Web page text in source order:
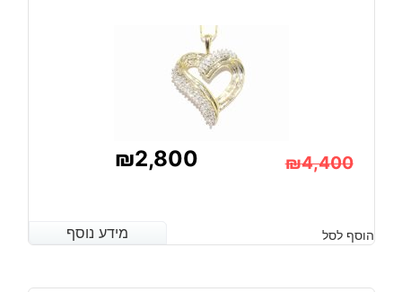
₪4,400
היה:
₪4,400.
₪2,800
הוא:
₪2,800.
מידע נוסף הוסף לסל מידע נוסף